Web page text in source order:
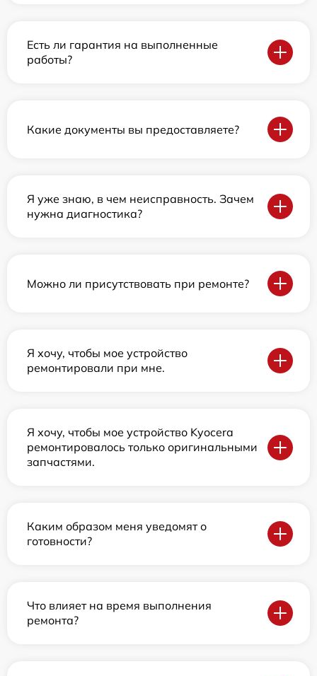
Есть ли гарантия на выполненные
работы?
Какие документы вы предоставляете?
Я уже знаю, в чем неисправность. Зачем
нужна диагностика?
Можно ли присутствовать при ремонте?
Я хочу, чтобы мое устройство
ремонтировали при мне.
Я хочу, чтобы мое устройство Kyocera
ремонтировалось только оригинальными
запчастями.
Каким образом меня уведомят о
готовности?
Что влияет на время выполнения
ремонта?